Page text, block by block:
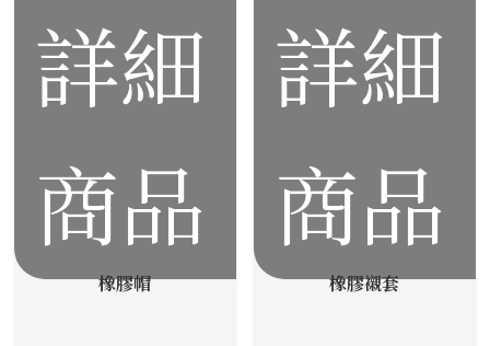
詳細
商品
橡膠帽
詳細
商品
橡膠襯套